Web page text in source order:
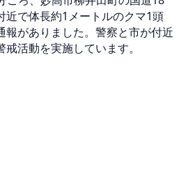
近で体長約1メートルのクマ1頭
報がありました。警察と市が付近
活動を実施しています。